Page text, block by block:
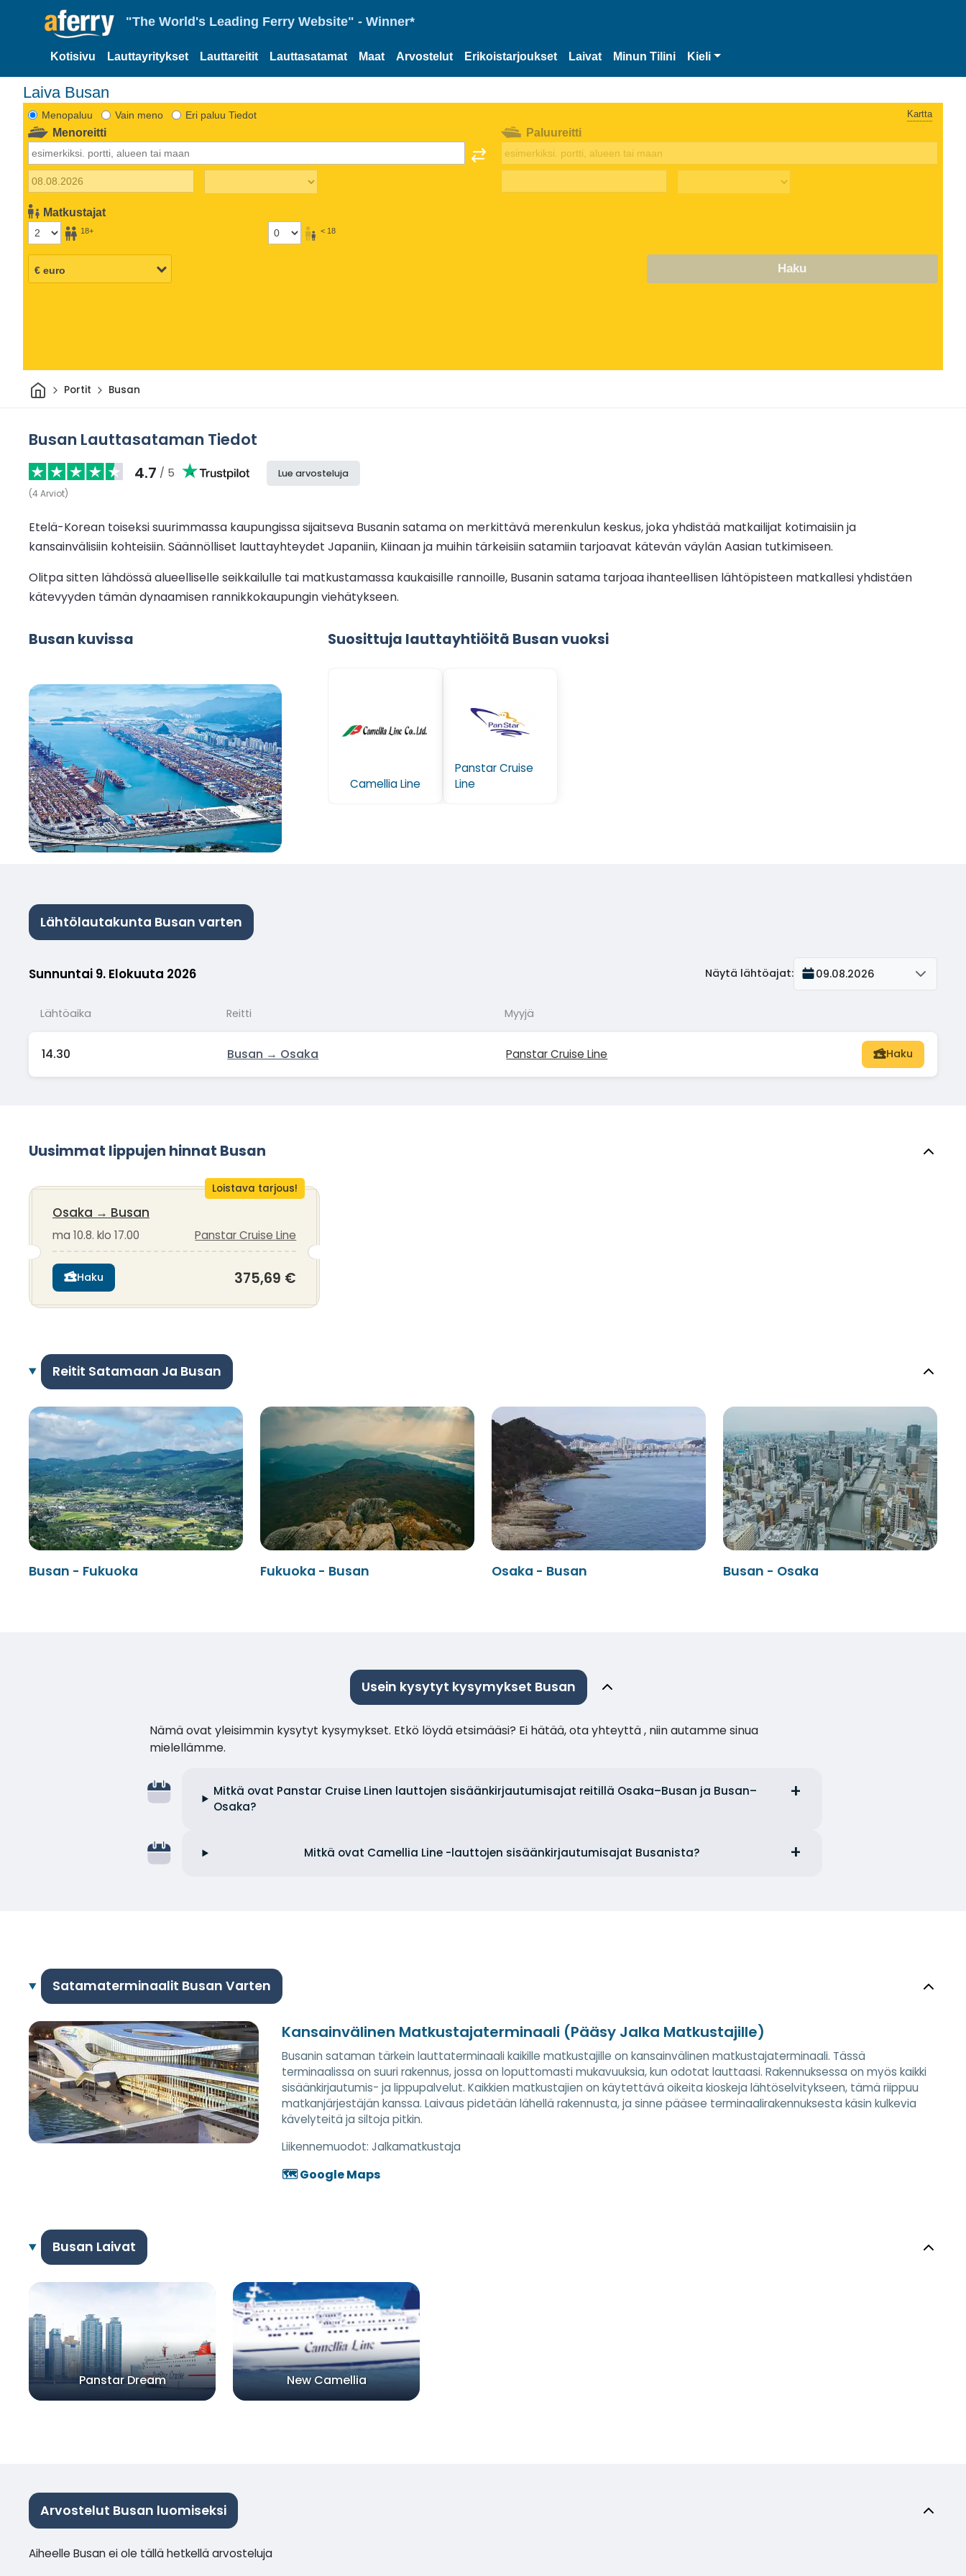
"The World's Leading Ferry Website" - Winner*
Kotisivu Lauttayritykset Lauttareitit Lauttasatamat Maat Arvostelut Erikoistarjoukset Laivat Minun Tilini Kieli
Laiva Busan
Menopaluu Vain meno Eri paluu Tiedot Kartta
Menoreitti
Matkustajat
18+ < 18
Paluureitti
Haku
KotiinPortit Busan
Busan Lauttasataman Tiedot
4.7 / 5
(4 Arviot)
Lue arvosteluja
Etelä-Korean toiseksi suurimmassa kaupungissa sijaitseva Busanin satama on merkittävä merenkulun keskus, joka yhdistää matkailijat kotimaisiin ja
kansainvälisiin kohteisiin. Säännölliset lauttayhteydet Japaniin, Kiinaan ja muihin tärkeisiin satamiin tarjoavat kätevän väylän Aasian tutkimiseen.
Olitpa sitten lähdössä alueelliselle seikkailulle tai matkustamassa kaukaisille rannoille, Busanin satama tarjoaa ihanteellisen lähtöpisteen matkallesi yhdistäen
kätevyyden tämän dynaamisen rannikkokaupungin viehätykseen.
Busan kuvissa Suosittuja lauttayhtiöitä Busan vuoksi
Camellia Line
Panstar Cruise
Line
Lähtölautakunta Busan varten
Sunnuntai 9. Elokuuta 2026 Näytä lähtöajat: 09.08.2026
Lähtöaika Reitti Myyjä
14.30 Busan → Osaka Panstar Cruise Line Haku
Uusimmat lippujen hinnat Busan
Loistava tarjous!
Osaka → Busan
ma 10.8. klo 17.00 Panstar Cruise Line
Haku 375,69 €
Reitit Satamaan Ja Busan
Busan - Fukuoka Fukuoka - Busan Osaka - Busan Busan - Osaka
Usein kysytyt kysymykset Busan
Nämä ovat yleisimmin kysytyt kysymykset. Etkö löydä etsimääsi? Ei hätää, ota yhteyttä , niin autamme sinua
mielellämme.
Mitkä ovat Panstar Cruise Linen lauttojen sisäänkirjautumisajat reitillä Osaka–Busan ja Busan–
Osaka?
Mitkä ovat Camellia Line -lauttojen sisäänkirjautumisajat Busanista?
Satamaterminaalit Busan Varten
Kansainvälinen Matkustajaterminaali (Pääsy Jalka Matkustajille)
Busanin sataman tärkein lauttaterminaali kaikille matkustajille on kansainvälinen matkustajaterminaali. Tässä
terminaalissa on suuri rakennus, jossa on loputtomasti mukavuuksia, kun odotat lauttaasi. Rakennuksessa on myös kaikki
sisäänkirjautumis- ja lippupalvelut. Kaikkien matkustajien on käytettävä oikeita kioskeja lähtöselvitykseen, tämä riippuu
matkanjärjestäjän kanssa. Laivaus pidetään lähellä rakennusta, ja sinne pääsee terminaalirakennuksesta käsin kulkevia
kävelyteitä ja siltoja pitkin.
Liikennemuodot: Jalkamatkustaja
🗺️ Google Maps
Busan Laivat
Panstar Dream New Camellia
Arvostelut Busan luomiseksi
Aiheelle Busan ei ole tällä hetkellä arvosteluja